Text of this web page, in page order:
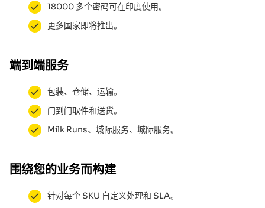
18000 多个密码可在印度使用。
更多国家即将推出。
端到端服务
包装、仓储、运输。
门到门取件和送货。
Milk Runs、城际服务、城际服务。
围绕您的业务而构建
针对每个 SKU 自定义处理和 SLA。